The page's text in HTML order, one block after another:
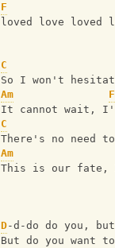
F
loved love loved
C
So I won't
Am
F
It cannot wait,
C
There's no need
Am
This is our fate,
D-d-do do you,
But do you want to